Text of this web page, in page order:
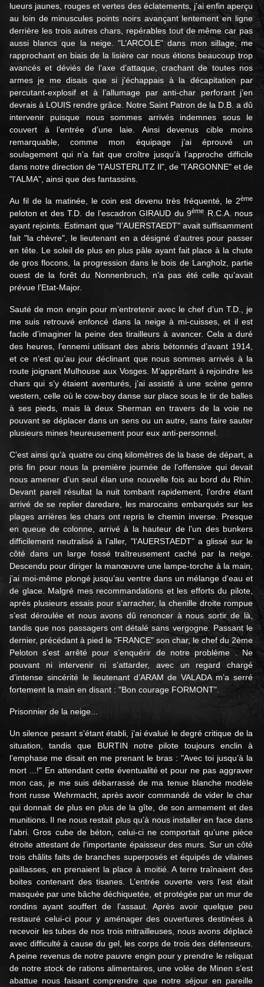
lueurs jaunes, rouges et vertes des éclatements, j’ai enfin aperçu
au loin de minuscules points noirs avançant lentement en ligne
derrière les trois autres chars, repérables tout de même car pas
aussi blancs que la neige. "L’ARCOLE" dans mon sillage, me
rapprochant en biais de la lisière car nous étions beaucoup trop
avancés et déviés de l’axe d’attaque, crachant de toutes nos
armes je me disais que si j’échappais à la décapitation par
percutant-explosif et à l’allumage par anti-char perforant j’en
devrais à LOUIS rendre grâce. Notre Saint Patron de la D.B. a dû
intervenir puisque nous sommes arrivés indemnes sous le
couvert à l’entrée d’une laie. Ainsi devenus cible moins
remarquable, comme mon équipage j’ai éprouvé un
soulagement qui n’a fait que croître jusqu’à l’approche difficile
dans notre direction de "l’AUSTERLITZ Il", de "l’ARGONNE" et de
"l'ALMA", ainsi que des fantassins.
Au fil de la matinée, le coin est devenu très fréquenté, le 2ème
peloton et des T.D. de l’escadron GIRAUD du 9ème R.C.A. nous
ayant rejoints. Estimant que "I’AUERSTAEDT" avait suffisamment
fait "la chèvre", le lieutenant en a désigné d’autres pour passer
en tête. Le soleil de plus en plus pâle ayant fait place à la chute
de gros flocons, la progression dans le bois de Langholz, partie
ouest de la forêt du Nonnenbruch, n’a pas été celle qu’avait
prévue l'Etat-Major.
Sauté de mon engin pour m’entretenir avec le chef d’un T.D., je
me suis retrouvé enfoncé dans la neige à mi-cuisses, et il est
facile d’imaginer la peine des tirailleurs à avancer. Cela a duré
des heures, l’ennemi utilisant des abris bétonnés d’avant 1914,
et ce n’est qu’au jour déclinant que nous sommes arrivés à la
route joignant Mulhouse aux Vosges. M’apprêtant à rejoindre les
chars qui s’y étaient aventurés, j’ai assisté à une scène genre
western, celle où le cow-boy danse sur place sous le tir de balles
à ses pieds, mais là deux Sherman en travers de la voie ne
pouvant se déplacer dans un sens ou un autre, sans faire sauter
plusieurs mines heureusement pour eux anti-personnel.
C’est ainsi qu’à quatre ou cinq kilomètres de la base de départ, a
pris fin pour nous la première journée de l’offensive qui devait
nous amener d’un seul élan une nouvelle fois au bord du Rhin.
Devant pareil résultat la nuit tombant rapidement, l’ordre étant
arrivé de se replier daredare, les marocains embarqués sur les
plages arrières les chars ont repris le chemin inverse. Presque
en queue de colonne, arrivé à la hauteur de l’un des bunkers
difficilement neutralisé à l’aller, "l’AUERSTAEDT" a glissé sur le
côté dans un large fossé traîtreusement caché par la neige.
Descendu pour diriger la manœuvre une lampe-torche à la main,
j’ai moi-même plongé jusqu’au ventre dans un mélange d’eau et
de glace. Malgré mes recommandations et les efforts du pilote,
après plusieurs essais pour s’arracher, la chenille droite rompue
s’est déroulée et nous avons dû renoncer à nous sortir de là,
tandis que nos passagers ont détalé sans vergogne. Passant le
dernier, précédant à pied le "FRANCE" son char, le chef du 2ème
Peloton s’est arrêté pour s’enquérir de notre problème . Ne
pouvant ni intervenir ni s’attarder, avec un regard chargé
d’intense sincérité le lieutenant d’ARAM de VALADA m’a serré
fortement la main en disant : "Bon courage FORMONT".
Prisonnier de la neige...
Un silence pesant s’étant établi, j’ai évalué le degré critique de la
situation, tandis que BURTIN notre pilote toujours enclin à
l’emphase me disait en me prenant le bras : "Avec toi jusqu’à la
mort ...!" En attendant cette éventualité et pour ne pas aggraver
mon cas, je me suis débarrassé de ma tenue blanche modèle
front russe Wehrmacht, après avoir commandé de vider le char
qui donnait de plus en plus de la gîte, de son armement et des
munitions. Il ne nous restait plus qu’à nous installer en face dans
l’abri. Gros cube de béton, celui-ci ne comportait qu’une pièce
étroite attestant de l’importante épaisseur des murs. Sur un côté
trois châlits faits de branches superposés et équipés de vilaines
paillasses, en prenaient la place à moitié. A terre traînaient des
boites contenant des tisanes. L’entrée ouverte vers l’est était
masquée par une bâche déchiquetée, et protégée par un mur de
rondins ayant souffert de l’assaut. Après avoir quelque peu
restauré celui-ci pour y aménager des ouvertures destinées à
recevoir les tubes de nos trois mitrailleuses, nous avons déplacé
avec difficulté à cause du gel, les corps de trois des défenseurs.
A peine revenus de notre pauvre engin pour y prendre le reliquat
de notre stock de rations alimentaires, une volée de Minen s’est
abattue nous faisant comprendre que notre séjour en pareille